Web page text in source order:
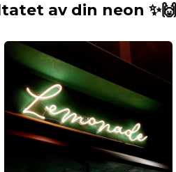
av din neon ✨🙌